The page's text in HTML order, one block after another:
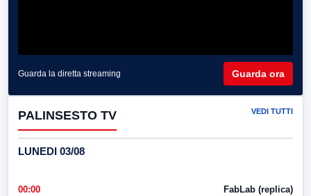
Guarda la diretta streaming Guarda ora
PALINSESTO TV VEDI TUTTI
LUNEDI 03/08
00:00 FabLab (replica)